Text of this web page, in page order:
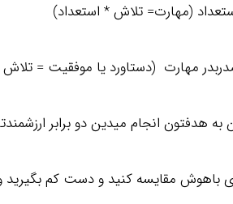
(مهارت= تلاش * استعداد)
مهارت (دستاورد یا موفقیت =
هدفتون انجام میدین دو برابر
باهوش مقایسه کنید و دست کم بگیرید و
کتاب مفید گوش بدی، بعد یک سال